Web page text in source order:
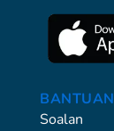
BANTUAN
Soalan